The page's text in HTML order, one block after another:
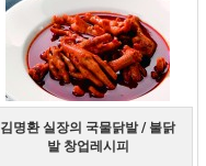
김명환 실장의 국물닭발 / 불닭
발 창업레시피